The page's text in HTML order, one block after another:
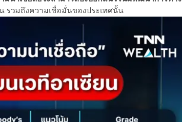
รวมถึงความเชื่อมั่นของประเทศนั้น